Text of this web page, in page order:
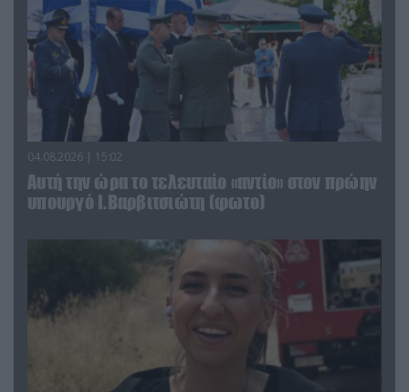
04.08.2026 | 15:02
Αυτή την ώρα το τελευταίο «αντίο» στον πρώην
υπουργό Ι.Βαρβιτσιώτη (φωτο)